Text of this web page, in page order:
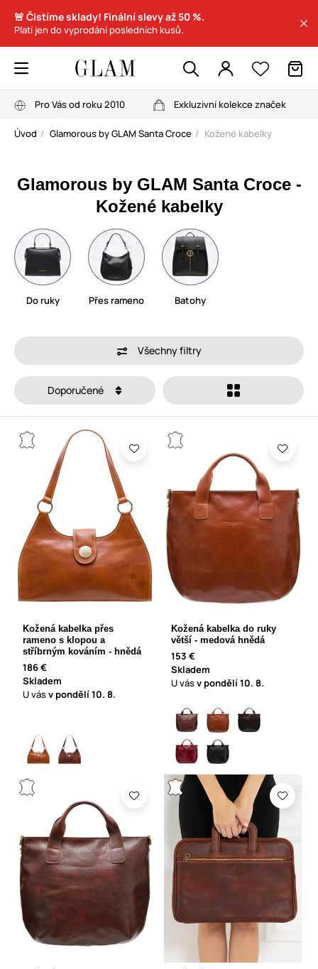
🚨 Čistíme sklady! Finální slevy až 50 %.
Platí jen do vyprodání posledních kusů.
Pro Vás od roku 2010 Exkluzivní kolekce značek
Úvod Glamorous by GLAM Santa Croce Kožené kabelky
Glamorous by GLAM Santa Croce -
Kožené kabelky
Do ruky Přes rameno Batohy
Všechny filtry
Doporučené
Kožená kabelka přes
rameno s klopou a
stříbrným kováním - hnědá
186 €
Skladem
U vásv pondělí10. 8.
Kožená kabelka do ruky
větší - medová hnědá
153 €
Skladem
U vásv pondělí10. 8.